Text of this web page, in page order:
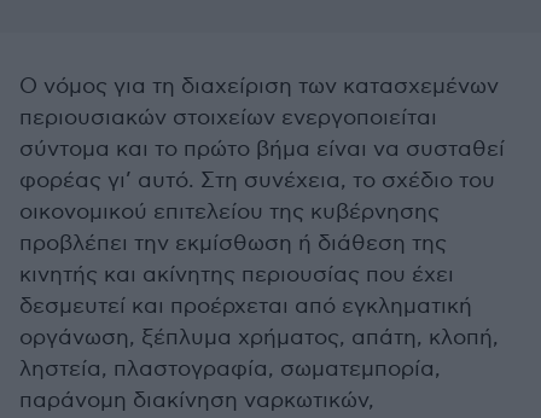
Ο νόμος για τη διαχείριση των κατασχεμένων
περιουσιακών στοιχείων ενεργοποιείται
σύντομα και το πρώτο βήμα είναι να συσταθεί
φορέας γι’ αυτό. Στη συνέχεια, το σχέδιο του
οικονομικού επιτελείου της κυβέρνησης
προβλέπει την εκμίσθωση ή διάθεση της
κινητής και ακίνητης περιουσίας που έχει
δεσμευτεί και προέρχεται από εγκληματική
οργάνωση, ξέπλυμα χρήματος, απάτη, κλοπή,
ληστεία, πλαστογραφία, σωματεμπορία,
παράνομη διακίνηση ναρκωτικών,